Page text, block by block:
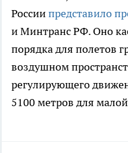
Россиипредставило
и Минтранс РФ. Оно
порядка для полетов
воздушном
регулирующего
5100 метров для